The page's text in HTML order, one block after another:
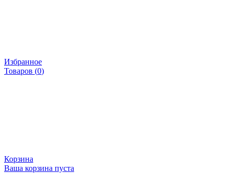
Избранное
Товаров (0)
Корзина
Ваша корзина пуста